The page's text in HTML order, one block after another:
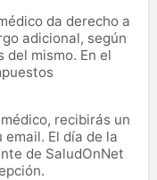
da derecho a
adicional, según
del mismo. En el
recibirás un
El día de la
de SaludOnNet